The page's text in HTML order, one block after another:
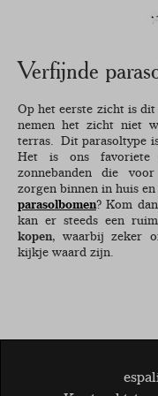
Verfijnde
Op het eerste zicht is
nemen het zicht niet
terras. Dit parasoltype
Het is ons favoriete
zonnebanden die
zorgen binnen in huis
parasolbomen? Kom
kan er steeds een
kopen, waarbij zeker
kijkje waard zijn.